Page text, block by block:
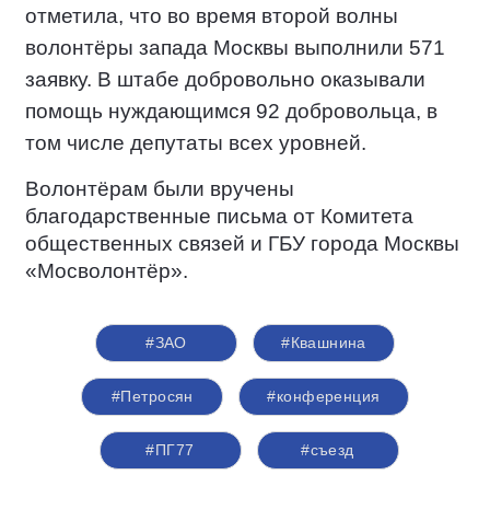
отметила, что во время второй волны
волонтёры запада Москвы выполнили 571
заявку. В штабе добровольно оказывали
помощь нуждающимся 92 добровольца, в
том числе депутаты всех уровней.
Волонтёрам были вручены
благодарственные письма от Комитета
общественных связей и ГБУ города Москвы
«Мосволонтёр».
#ЗАО #Квашнина
#Петросян #конференция
#ПГ77 #съезд